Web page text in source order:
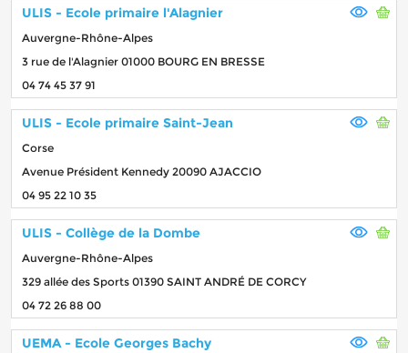
ULIS - Ecole primaire l'Alagnier
Auvergne-Rhône-Alpes
3 rue de l'Alagnier 01000 BOURG EN BRESSE
04 74 45 37 91
ULIS - Ecole primaire Saint-Jean
Corse
Avenue Président Kennedy 20090 AJACCIO
04 95 22 10 35
ULIS - Collège de la Dombe
Auvergne-Rhône-Alpes
329 allée des Sports 01390 SAINT ANDRÉ DE CORCY
04 72 26 88 00
UEMA - Ecole Georges Bachy